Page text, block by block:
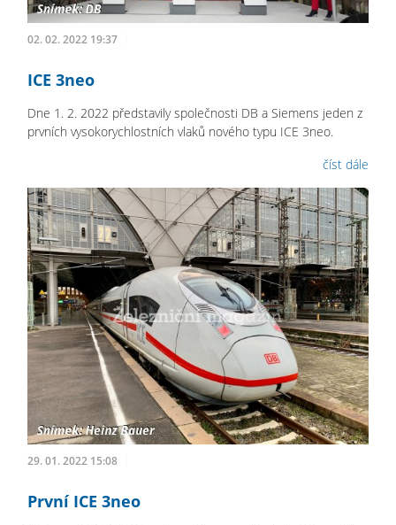
02. 02. 2022 19:37
ICE 3neo
Dne 1. 2. 2022 představily společnosti DB a Siemens jeden z
prvních vysokorychlostních vlaků nového typu ICE 3neo.
číst dále
29. 01. 2022 15:08
První ICE 3neo